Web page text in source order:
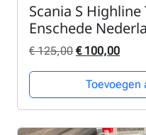
Scania S
Enschede
€125,00 €100,00
Toevoegen